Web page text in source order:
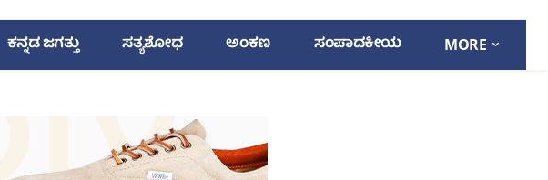
ಕನ್ನಡ ಜಗತ್ತು ಸತ್ಯಶೋಧ ಅಂಕಣ ಸಂಪಾದಕೀಯ MORE